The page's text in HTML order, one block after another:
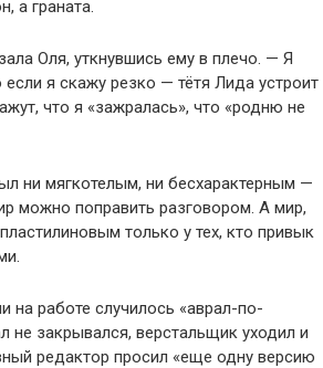
а граната.
Оля, уткнувшись ему в плечо. — Я
я скажу резко — тётя Лида устроит
что я «зажралась», что «родню не
ни мягкотелым, ни бесхарактерным —
можно поправить разговором. А мир,
только у тех, кто привык
на работе случилось «аврал-по-
не закрывался, верстальщик уходил и
редактор просил «еще одну версию